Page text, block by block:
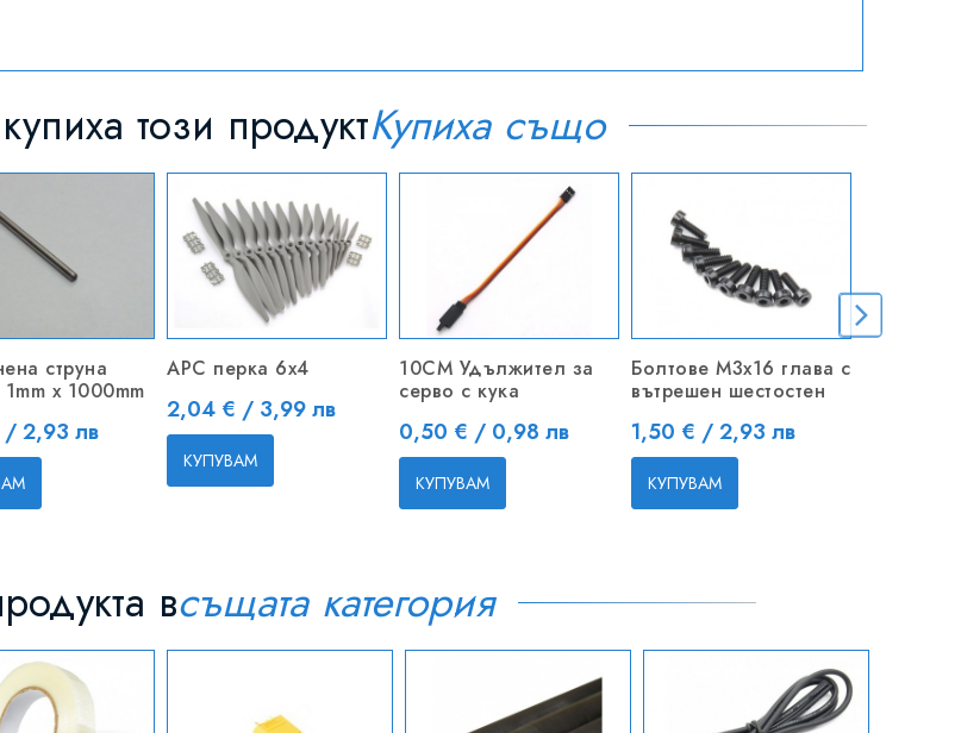
този продуктКупиха също
струна
x 1000mm
/ 2,93 лв
APC перка 6x4
Цена
2,04 € / 3,99 лв
КУПУВАМ
10CM Удължител за
серво с кука
Цена
0,50 € / 0,98 лв
КУПУВАМ
Болтове M3x16 глава с
вътрешен шестостен
Цена
1,50 € / 2,93 лв
КУПУВАМ
всъщата категория